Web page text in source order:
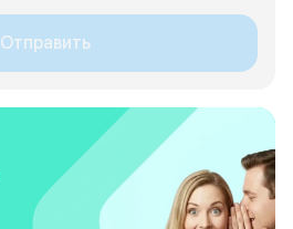
Отправить